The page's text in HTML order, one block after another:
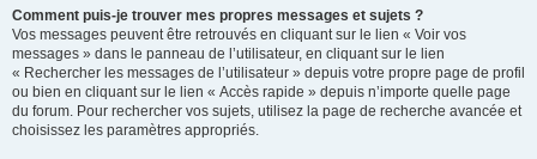
Comment puis-je trouver mes propres messages et sujets ?
Vos messages peuvent être retrouvés en cliquant sur le lien « Voir vos
messages » dans le panneau de l’utilisateur, en cliquant sur le lien
« Rechercher les messages de l’utilisateur » depuis votre propre page de profil
ou bien en cliquant sur le lien « Accès rapide » depuis n’importe quelle page
du forum. Pour rechercher vos sujets, utilisez la page de recherche avancée et
choisissez les paramètres appropriés.